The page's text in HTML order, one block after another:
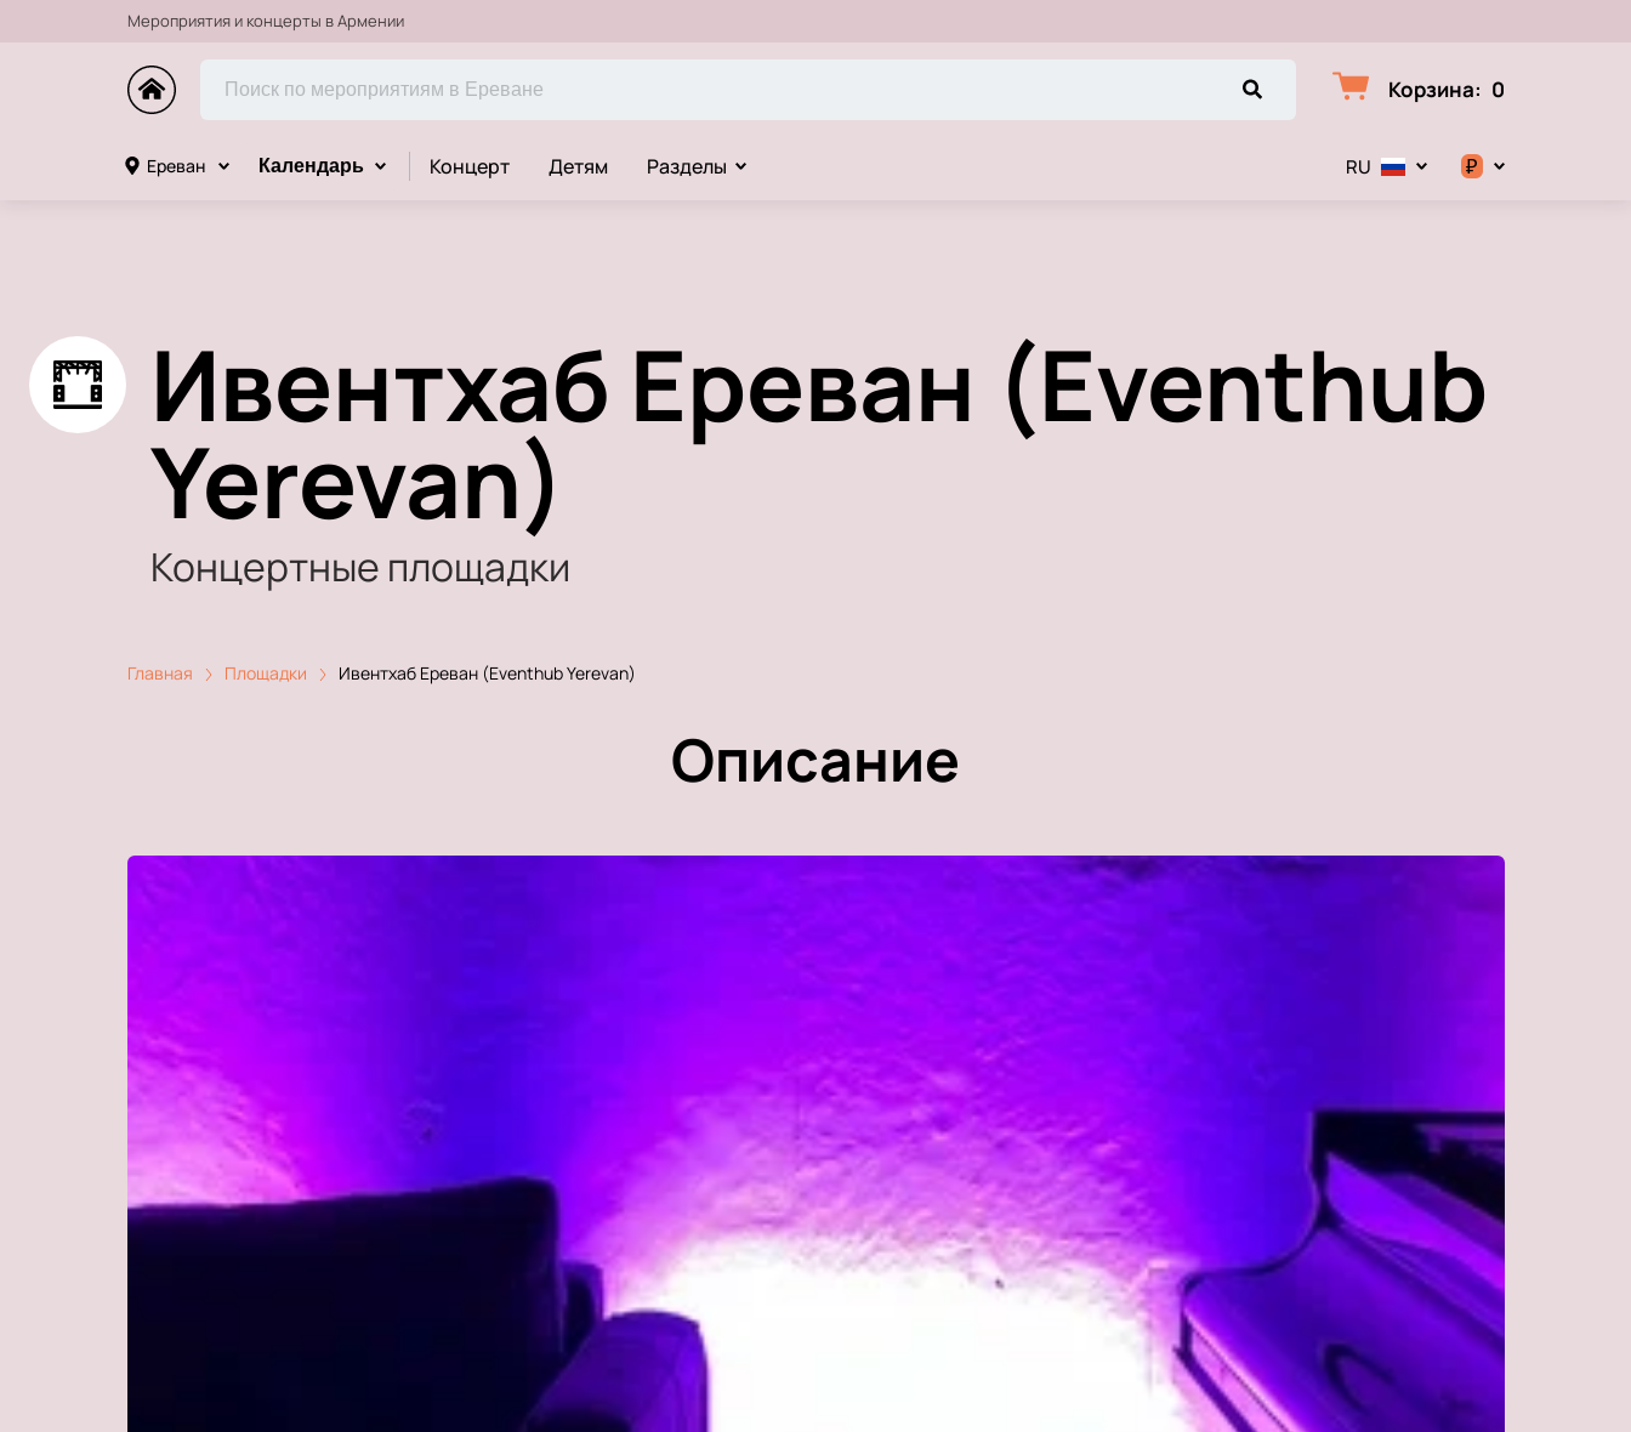
Мероприятия и концерты в Армении
Корзина: 0
Ереван Календарь Концерт Детям Разделы RU ₽
Ивентхаб Ереван (Eventhub
Yerevan)
Концертные площадки
Главная Площадки Ивентхаб Ереван (Eventhub Yerevan)
Описание